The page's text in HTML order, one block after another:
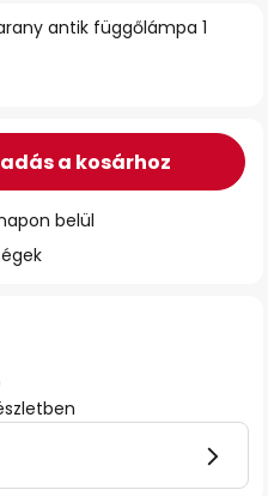
antik függőlámpa 1
a kosárhoz
belül